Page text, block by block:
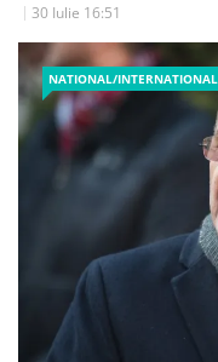
30 Iulie 16:51
NATIONAL/INTERNATIONAL